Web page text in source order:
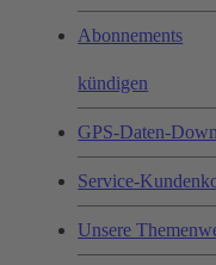
Abonnements
kündigen
GPS-Daten-
Service-
Unsere